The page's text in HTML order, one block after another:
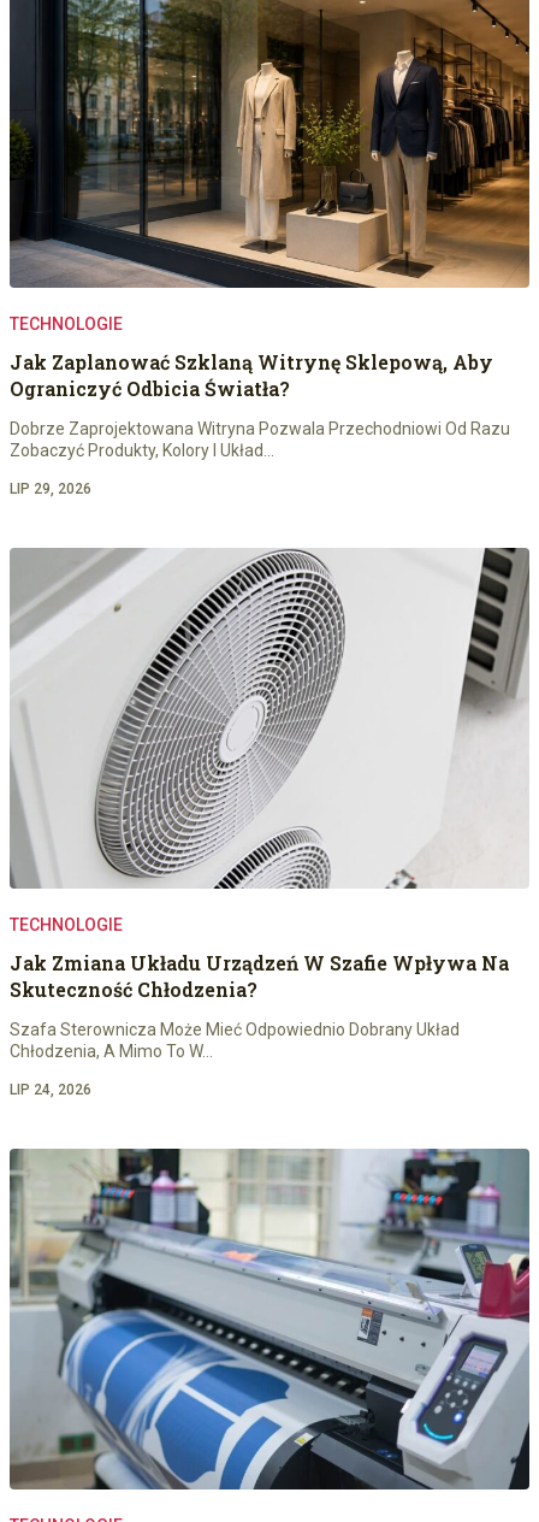
TECHNOLOGIE
Jak Zaplanować Szklaną Witrynę Sklepową, Aby
Ograniczyć Odbicia Światła?
Dobrze Zaprojektowana Witryna Pozwala Przechodniowi Od Razu
Zobaczyć Produkty, Kolory I Układ…
LIP 29, 2026
TECHNOLOGIE
Jak Zmiana Układu Urządzeń W Szafie Wpływa Na
Skuteczność Chłodzenia?
Szafa Sterownicza Może Mieć Odpowiednio Dobrany Układ
Chłodzenia, A Mimo To W…
LIP 24, 2026